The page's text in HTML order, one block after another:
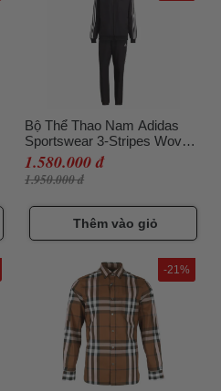
Bộ Thể Thao Nam Adidas
Sportswear 3-Stripes Woven
Tracksuit IC6750 Màu Đen
Size L
1.580.000 đ
1.950.000 đ
Thêm vào giỏ
-21%